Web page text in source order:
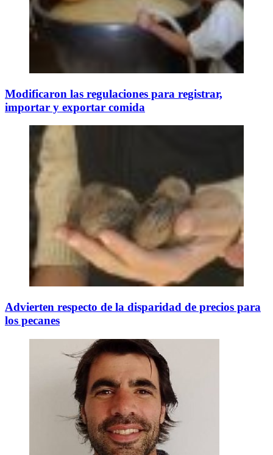
Modificaron las regulaciones para registrar,
importar y exportar comida
Advierten respecto de la disparidad de precios para
los pecanes